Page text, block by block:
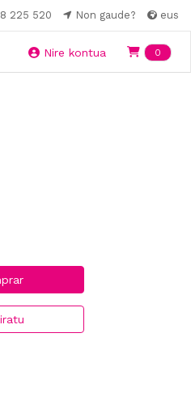
225 520 Non gaude? eus
Nire kontua 0